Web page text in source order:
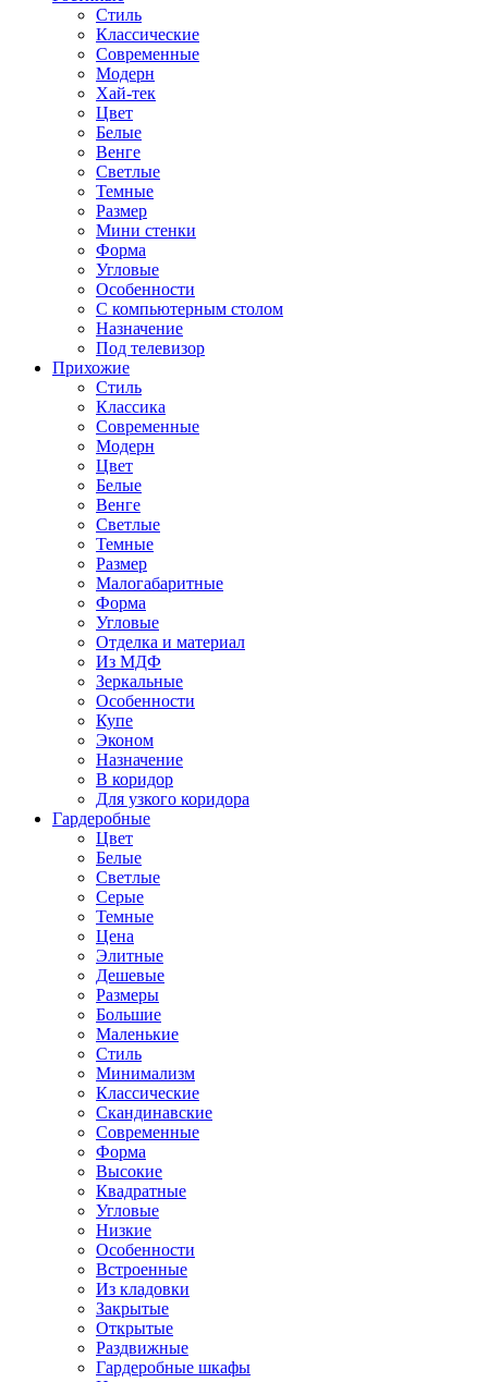
Стиль
Классические
Современные
Модерн
Хай-тек
Цвет
Белые
Венге
Светлые
Темные
Размер
Мини стенки
Форма
Угловые
Особенности
С компьютерным столом
Назначение
Под телевизор
Прихожие
Стиль
Классика
Современные
Модерн
Цвет
Белые
Венге
Светлые
Темные
Размер
Малогабаритные
Форма
Угловые
Отделка и материал
Из МДФ
Зеркальные
Особенности
Купе
Эконом
Назначение
В коридор
Для узкого коридора
Гардеробные
Цвет
Белые
Светлые
Серые
Темные
Цена
Элитные
Дешевые
Размеры
Большие
Маленькие
Стиль
Минимализм
Классические
Скандинавские
Современные
Форма
Высокие
Квадратные
Угловые
Низкие
Особенности
Встроенные
Из кладовки
Закрытые
Открытые
Раздвижные
Гардеробные шкафы